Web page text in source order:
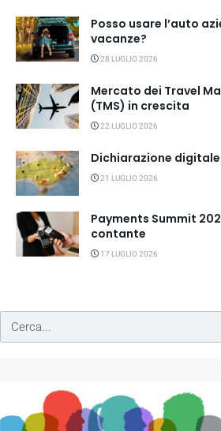
Posso usare l’auto
vacanze?
28 LUGLIO 2026
Mercato dei Travel
(TMS) in crescita
22 LUGLIO 2026
Dichiarazione
21 LUGLIO 2026
Payments Summit
contante
17 LUGLIO 2026